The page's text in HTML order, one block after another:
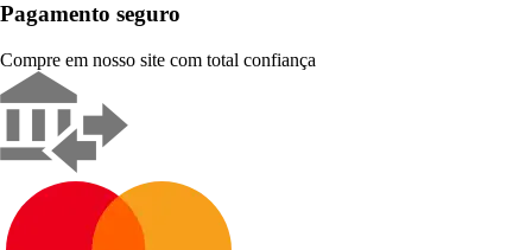
Pagamento seguro
Compre em nosso site com total confiança